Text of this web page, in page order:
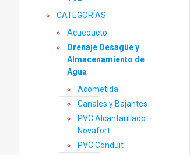
CATEGORÍAS
Acueducto
Drenaje Desagüe y
Almacenamiento de
Agua
Acometida
Canales y Bajantes
PVC Alcantarillado –
Novafort
PVC Conduit